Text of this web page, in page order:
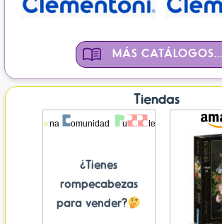
MÁS CATÁLOGOS...
Tiendas
¿Tienes
rompecabezas
para vender?